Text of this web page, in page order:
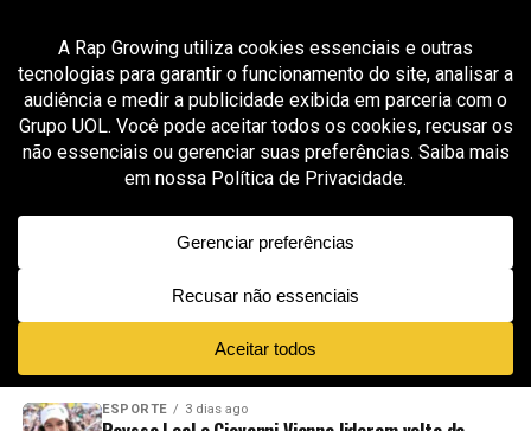
All posts tagged "Lezin"
MÚSICA 2 meses ago
Lezin transforma clima de Copa e Dia dos
Namorados em trilha romântica no EP “Amor
de Copa”
NOVIDADES EM ALTA VÍDEOS
ESPORTE 3 dias ago